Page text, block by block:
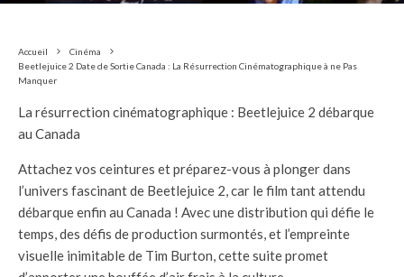
Accueil
Cinéma
Beetlejuice 2 Date de Sortie Canada : La Résurrection Cinématographique à ne Pas
Manquer
La résurrection cinématographique : Beetlejuice 2 débarque
au Canada
Attachez vos ceintures et préparez-vous à plonger dans
l’univers fascinant de Beetlejuice 2, car le film tant attendu
débarque enfin au Canada ! Avec une distribution qui défie le
temps, des défis de production surmontés, et l’empreinte
visuelle inimitable de Tim Burton, cette suite promet